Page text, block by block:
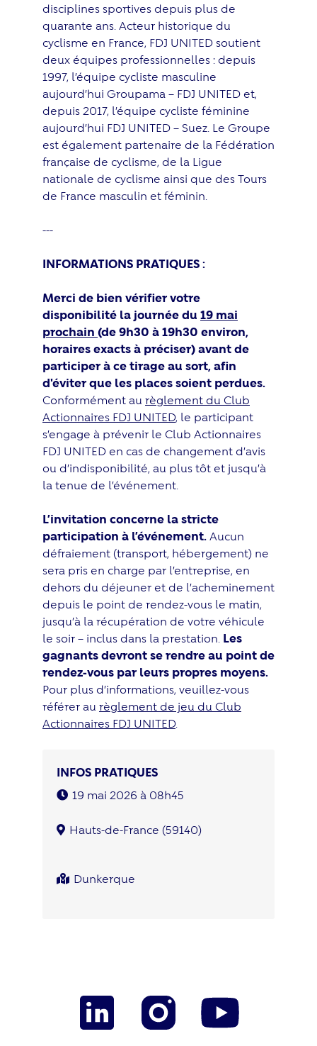
disciplines sportives depuis plus de
quarante ans. Acteur historique du
cyclisme en France, FDJ UNITED soutient
deux équipes professionnelles : depuis
1997, l’équipe cycliste masculine
aujourd’hui Groupama – FDJ UNITED et,
depuis 2017, l’équipe cycliste féminine
aujourd’hui FDJ UNITED – Suez. Le Groupe
est également partenaire de la Fédération
française de cyclisme, de la Ligue
nationale de cyclisme ainsi que des Tours
de France masculin et féminin.
---
INFORMATIONS PRATIQUES :
Merci de bien vérifier votre
disponibilité la journée du 19 mai
prochain (de 9h30 à 19h30 environ,
horaires exacts à préciser) avant de
participer à ce tirage au sort, afin
d'éviter que les places soient perdues.
Conformément au règlement du Club
Actionnaires FDJ UNITED, le participant
s’engage à prévenir le Club Actionnaires
FDJ UNITED en cas de changement d’avis
ou d’indisponibilité, au plus tôt et jusqu’à
la tenue de l’événement.
L’invitation concerne la stricte
participation à l’événement. Aucun
défraiement (transport, hébergement) ne
sera pris en charge par l’entreprise, en
dehors du déjeuner et de l’acheminement
depuis le point de rendez-vous le matin,
jusqu’à la récupération de votre véhicule
le soir – inclus dans la prestation. Les
gagnants devront se rendre au point de
rendez-vous par leurs propres moyens.
Pour plus d’informations, veuillez-vous
référer au règlement de jeu du Club
Actionnaires FDJ UNITED.
INFOS PRATIQUES
19 mai 2026 à 08h45
Hauts-de-France (59140)
Dunkerque